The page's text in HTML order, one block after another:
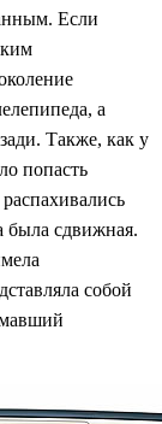
Если
а
Также, как у
попасть
была сдвижная.
собой